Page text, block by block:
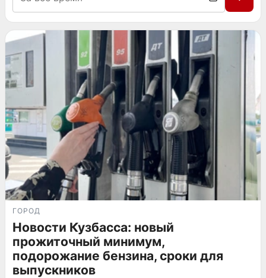
ГОРОД
Новости Кузбасса: новый
прожиточный минимум,
подорожание бензина, сроки для
выпускников